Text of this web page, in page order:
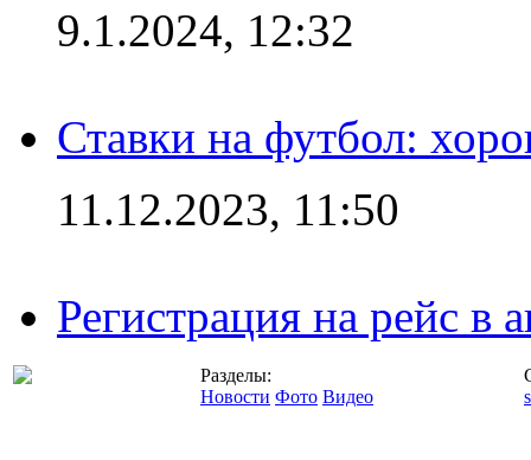
9.1.2024, 12:32
Ставки на футбол:
11.12.2023, 11:50
Регистрация на рейс в
Разделы:
Новости Фото Видео